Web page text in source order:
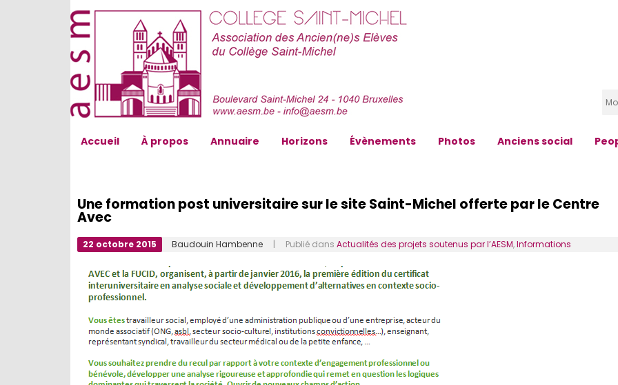
Accueil À propos Annuaire Horizons Évènements Photos Anciens social
Une formation post universitaire sur le site Saint-Michel offerte par le Centre
Avec
22 octobre 2015 Baudouin Hambenne | Publié dans Actualités des projets soutenus par l’AESM,Informations